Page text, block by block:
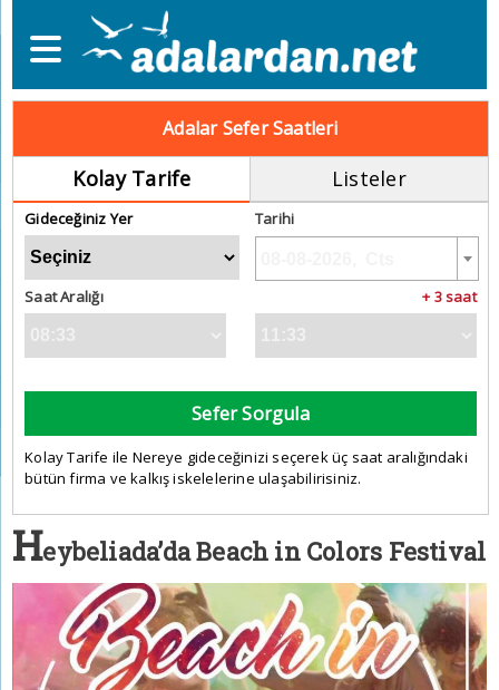
Adalar Sefer Saatleri
Kolay Tarife Listeler
Gideceğiniz Yer Tarihi
Saat Aralığı + 3 saat
Sefer Sorgula
Kolay Tarife ile Nereye gideceğinizi seçerek üç saat aralığındaki
bütün firma ve kalkış iskelelerine ulaşabilirisiniz.
Heybeliada’da Beach in Colors Festival